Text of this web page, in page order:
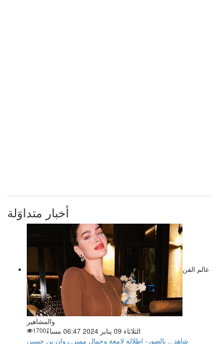
أخبار متداوَلة
عالم الفن
والمشاهير
الثلاثاء 09 يناير 2024 06:47 مساءً
1700
شاهد .. بالصور- إطلالة لامعة وجمال مميز..روان بن حسين